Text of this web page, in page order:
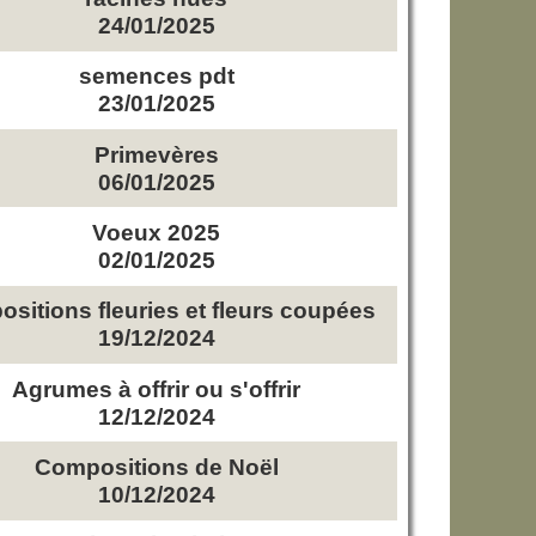
24/01/2025
semences pdt
23/01/2025
Primevères
06/01/2025
Voeux 2025
02/01/2025
fleuries et fleurs coupées
19/12/2024
Agrumes à offrir ou s'offrir
12/12/2024
Compositions de Noël
10/12/2024